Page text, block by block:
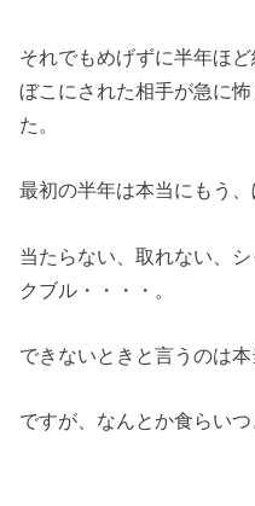
それでもめげずに半年ほ
ぼこにされた相手が急に
た。
最初の半年は本当にもう、
当たらない、取れない、
クブル・・・・。
できないときと言うのは
ですが、なんとか食らいつ